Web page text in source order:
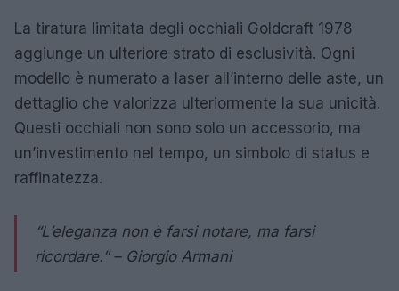
La tiratura limitata degli occhiali Goldcraft 1978
aggiunge un ulteriore strato di esclusività. Ogni
modello è numerato a laser all’interno delle aste, un
dettaglio che valorizza ulteriormente la sua unicità.
Questi occhiali non sono solo un accessorio, ma
un’investimento nel tempo, un simbolo di status e
raffinatezza.
“L’eleganza non è farsi notare, ma farsi
ricordare.” – Giorgio Armani